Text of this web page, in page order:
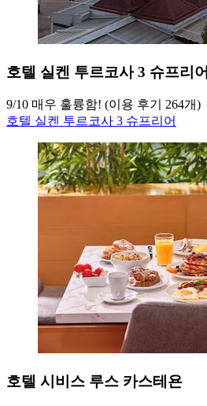
호텔 실켄 투르코사 3 슈프리어
9/10 매우 훌륭함! (이용 후기 264개)
호텔 실켄 투르코사 3 슈프리어
호텔 시비스 루스 카스테욘